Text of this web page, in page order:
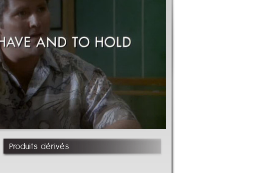
Produits dérivés